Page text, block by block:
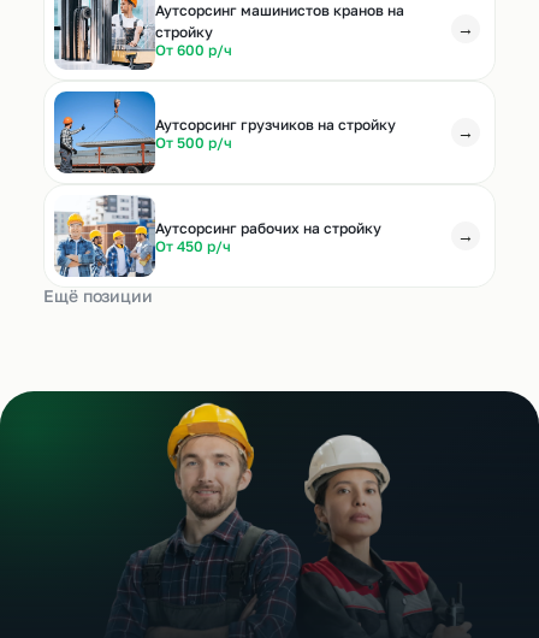
Аутсорсинг машинистов кранов на
стройку
От 600 р/ч
→
Аутсорсинг грузчиков на стройку
От 500 р/ч
→
Аутсорсинг рабочих на стройку
От 450 р/ч
→
Ещё позиции